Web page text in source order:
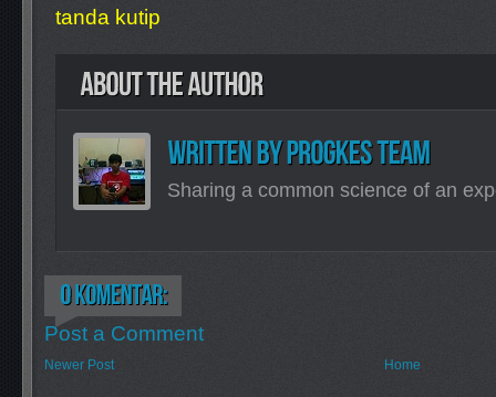
tanda kutip
Sharing a common science of an
Post a Comment
Newer Post Home